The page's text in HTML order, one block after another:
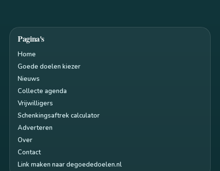
Pagina's
Home
Goede doelen kiezer
Nieuws
Collecte agenda
Vrijwilligers
Schenkingsaftrek calculator
Adverteren
Over
Contact
Link maken naar degoededoelen.nl